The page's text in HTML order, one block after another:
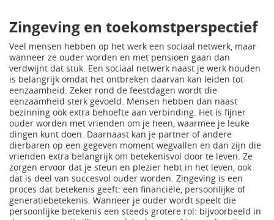
Zingeving en toekomstperspectief
Veel mensen hebben op het werk een sociaal netwerk, maar
wanneer ze ouder worden en met pensioen gaan dan
verdwijnt dat stuk. Een sociaal netwerk naast je werk houden
is belangrijk omdat het ontbreken daarvan kan leiden tot
eenzaamheid. Zeker rond de feestdagen wordt die
eenzaamheid sterk gevoeld. Mensen hebben dan naast
bezinning ook extra behoefte aan verbinding. Het is fijner
ouder worden met vrienden om je heen, waarmee je leuke
dingen kunt doen. Daarnaast kan je partner of andere
dierbaren op een gegeven moment wegvallen en dan zijn die
vrienden extra belangrijk om betekenisvol door te leven. Ze
zorgen ervoor dat je steun en plezier hebt in het leven, ook
dat is deel van succesvol ouder worden. Zingeving is een
proces dat betekenis geeft: een financiële, persoonlijke of
generatiebetekenis. Wanneer je ouder wordt speelt die
persoonlijke betekenis een steeds grotere rol: bijvoorbeeld in